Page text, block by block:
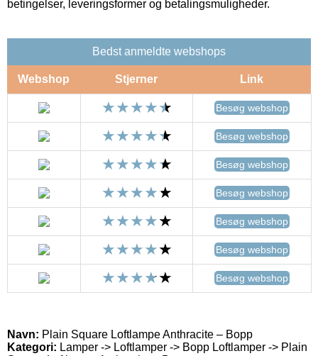
betingelser, leveringsformer og betalingsmuligheder.
Bedst anmeldte webshops
Webshop Stjerner Link
Besøg webshop
Besøg webshop
Besøg webshop
Besøg webshop
Besøg webshop
Besøg webshop
Besøg webshop
Navn: Plain Square Loftlampe Anthracite – Bopp
Kategori: Lamper -> Loftlamper -> Bopp Loftlamper -> Plain